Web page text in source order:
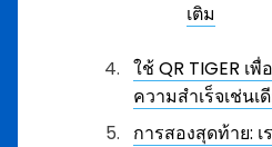
เติม
ใช้ QR TIGER เ
ความสำเร็จเช่น
การสองสุดท้าย: เ